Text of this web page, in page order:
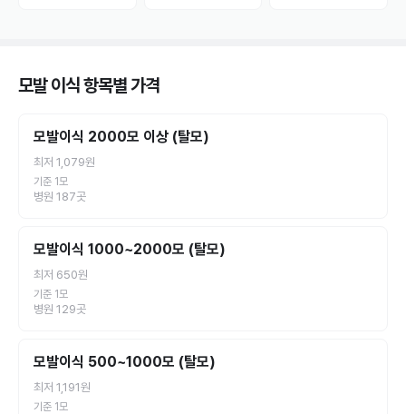
모발 이식항목별 가격
모발이식 2000모 이상 (탈모)
최저 1,079원
기준 1모
병원 187곳
모발이식 1000~2000모 (탈모)
최저 650원
기준 1모
병원 129곳
모발이식 500~1000모 (탈모)
최저 1,191원
기준 1모